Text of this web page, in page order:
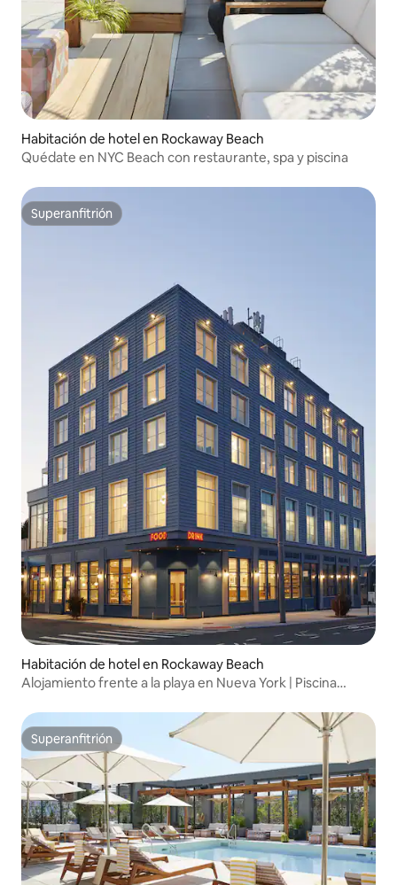
Habitación de hotel en Rockaway Beach
Quédate en NYC Beach con restaurante, spa y piscina
Superanfitrión
Superanfitrión
Habitación de hotel en Rockaway Beach
Alojamiento frente a la playa en Nueva York | Piscina
Superanfitrión
Superanfitrión